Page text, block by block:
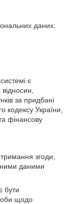
даних:
є
за придбані
кодексу України,
фінансову
згоди,
даними
бути
щодо